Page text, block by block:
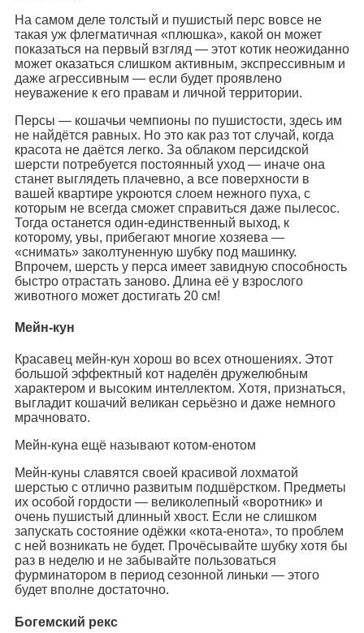
На самом деле толстый и пушистый перс вовсе не
такая уж флегматичная «плюшка», какой он может
показаться на первый взгляд — этот котик неожиданно
может оказаться слишком активным, экспрессивным и
даже агрессивным — если будет проявлено
неуважение к его правам и личной территории.
Персы — кошачьи чемпионы по пушистости, здесь им
не найдётся равных. Но это как раз тот случай, когда
красота не даётся легко. За облаком персидской
шерсти потребуется постоянный уход — иначе она
станет выглядеть плачевно, а все поверхности в
вашей квартире укроются слоем нежного пуха, с
которым не всегда сможет справиться даже пылесос.
Тогда останется один-единственный выход, к
которому, увы, прибегают многие хозяева —
«снимать» заколтуненную шубку под машинку.
Впрочем, шерсть у перса имеет завидную способность
быстро отрастать заново. Длина её у взрослого
животного может достигать 20 см!
Мейн-кун
Красавец мейн-кун хорош во всех отношениях. Этот
большой эффектный кот наделён дружелюбным
характером и высоким интеллектом. Хотя, признаться,
выгладит кошачий великан серьёзно и даже немного
мрачновато.
Мейн-куна ещё называют котом-енотом
Мейн-куны славятся своей красивой лохматой
шерстью с отлично развитым подшёрстком. Предметы
их особой гордости — великолепный «воротник» и
очень пушистый длинный хвост. Если не слишком
запускать состояние одёжки «кота-енота», то проблем
с ней возникать не будет. Прочёсывайте шубку хотя бы
раз в неделю и не забывайте пользоваться
фурминатором в период сезонной линьки — этого
будет вполне достаточно.
Богемский рекс